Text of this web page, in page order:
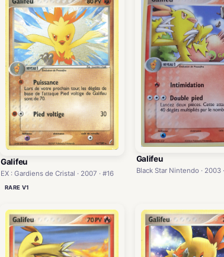
Galifeu
EX : Gardiens de Cristal · 2007 · #16
RARE V1
Galifeu
Black Star Nintendo · 2003